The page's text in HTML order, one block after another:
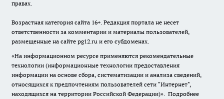
правах.
Возрастная категория сайта 16+. Редакция портала не несет
ответственности за комментарии и материалы пользователей,
размещенные на сайте pg12.ru и его субдоменах.
«На информационном ресурсе применяются рекомендательные
технологии (информационные технологии предоставления
информации на основе сбора, систематизации и анализа сведений,
относящихся к предпочтениям пользователей сети "Интернет",
находящихся на территории Российской Федерации)». Подробнее